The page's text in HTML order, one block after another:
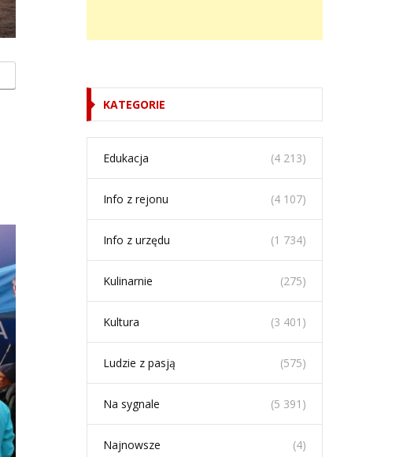
KATEGORIE
Edukacja (4 213)
Info z rejonu (4 107)
Info z urzędu (1 734)
Kulinarnie (275)
Kultura (3 401)
Ludzie z pasją (575)
Na sygnale (5 391)
Najnowsze (4)